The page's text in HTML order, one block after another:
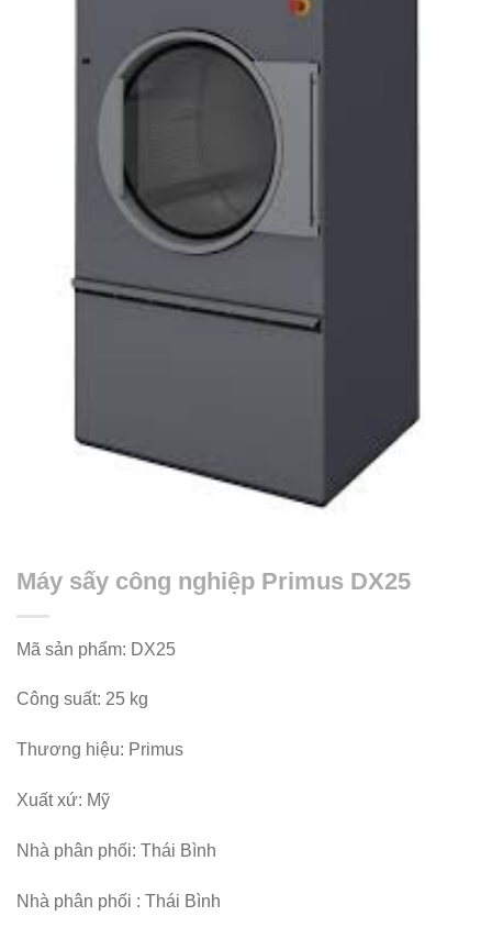
Máy sấy công nghiệp Primus DX25
Mã sản phẩm: DX25
Công suất: 25 kg
Thương hiệu: Primus
Xuất xứ: Mỹ
Nhà phân phối: Thái Bình
Nhà phân phối : Thái Bình